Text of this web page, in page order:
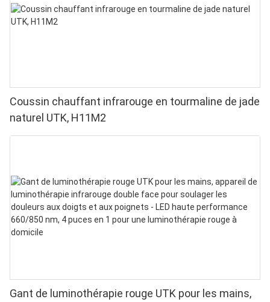
Coussin chauffant infrarouge en tourmaline de jade
naturel UTK, H11M2
Gant de luminothérapie rouge UTK pour les mains,